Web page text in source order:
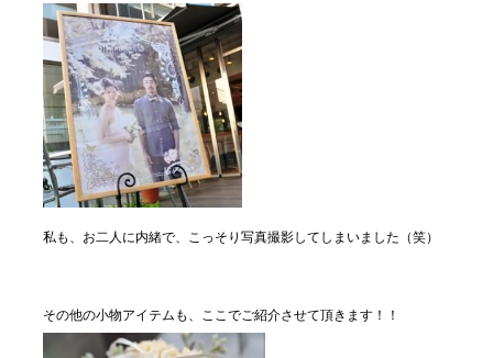
私も、お二人に内緒で、こっそり写真撮影してしまいました（笑）
その他の小物アイテムも、ここでご紹介させて頂きます！！